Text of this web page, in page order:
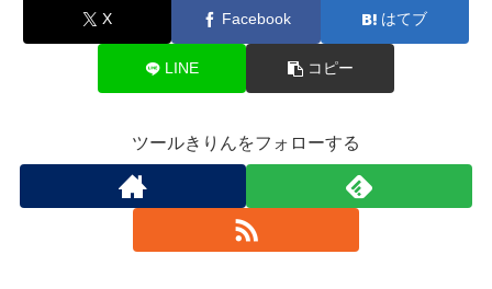
X Facebook はてブ
LINE コピー
ツールきりんをフォローする